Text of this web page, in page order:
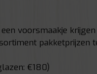
voorsmaakje
pakketprijzen
€180)